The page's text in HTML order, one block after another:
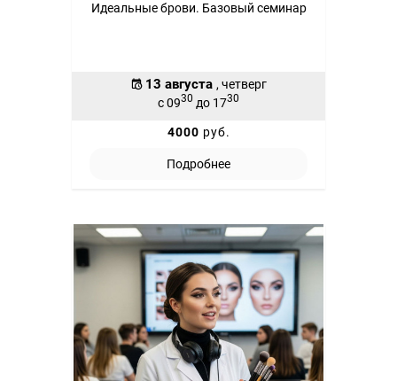
Идеальные брови. Базовый семинар
13 августа , четверг
с 0930 до 1730
4000 руб.
Подробнее